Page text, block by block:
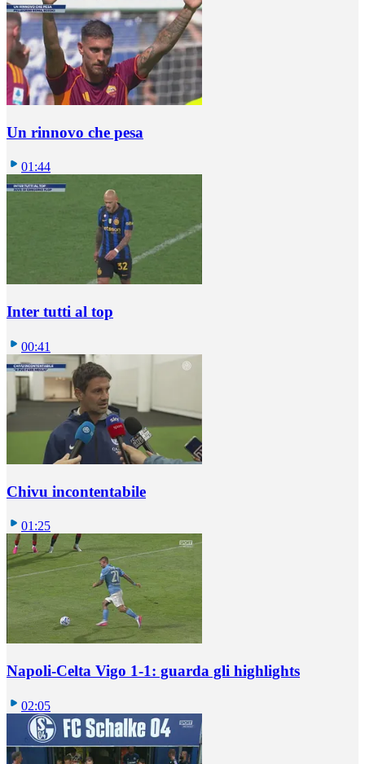
Un rinnovo che pesa
01:44
Inter tutti al top
00:41
Chivu incontentabile
01:25
Napoli-Celta Vigo 1-1: guarda gli highlights
02:05